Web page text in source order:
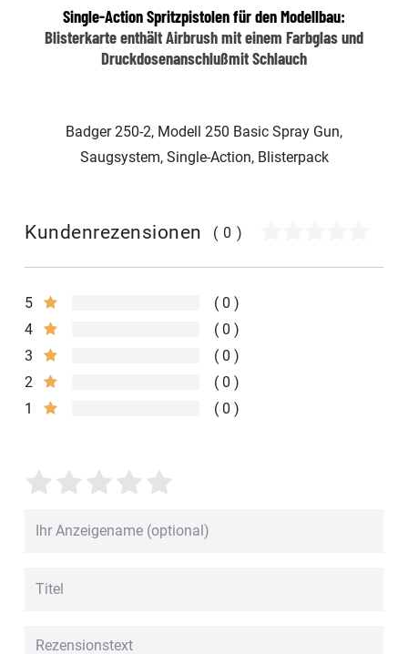
Single-Action Spritzpistolen für den Modellbau:
Blisterkarte enthält Airbrush mit einem Farbglas und
Druckdosenanschlußmit Schlauch
Badger 250-2, Modell 250 Basic Spray Gun,
Saugsystem, Single-Action, Blisterpack
Kundenrezensionen (0)
5
0
4
0
3
0
2
0
1
0